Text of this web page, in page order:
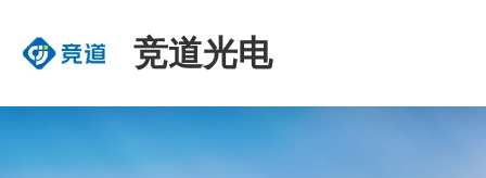
竞道光电